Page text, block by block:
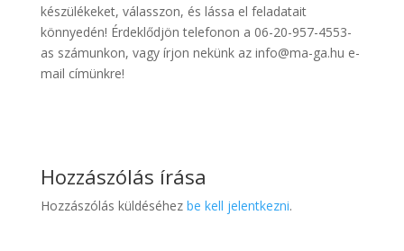
készülékeket, válasszon, és lássa el feladatait
könnyedén! Érdeklődjön telefonon a 06-20-957-4553-
as számunkon, vagy írjon nekünk az info@ma-ga.hu e-
mail címünkre!
Hozzászólás írása
Hozzászólás küldéséhez be kell jelentkezni.